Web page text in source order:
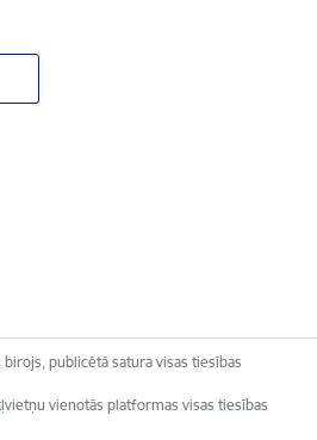
publicētā satura visas tiesības
vienotās platformas visas tiesības